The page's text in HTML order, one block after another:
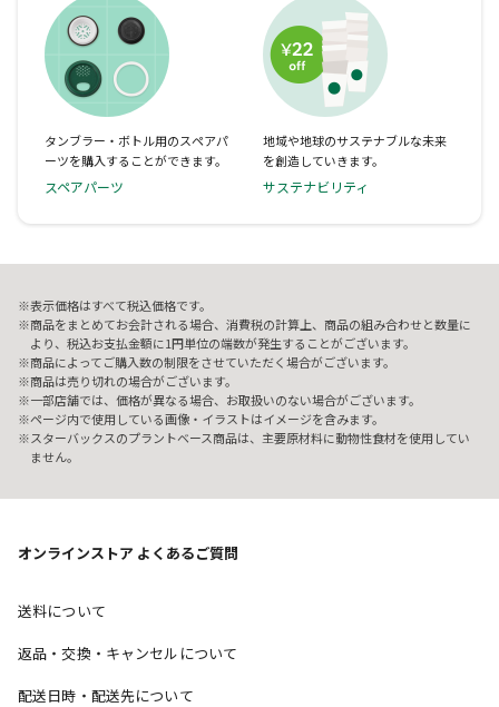
タンブラー・ボトル用のスペアパ
ーツを購入することができます。
スペアパーツ
地域や地球のサステナブルな未来
を創造していきます。
サステナビリティ
表示価格はすべて税込価格です。
商品をまとめてお会計される場合、消費税の計算上、商品の組み合わせと数量に
より、税込お支払金額に1円単位の端数が発生することがございます。
商品によってご購入数の制限をさせていただく場合がございます。
商品は売り切れの場合がございます。
一部店舗では、価格が異なる場合、お取扱いのない場合がございます。
ページ内で使用している画像・イラストはイメージを含みます。
スターバックスのプラントベース商品は、主要原材料に動物性食材を使用してい
ません。
オンラインストア よくあるご質問
送料について
返品・交換・キャンセルについて
配送日時・配送先について